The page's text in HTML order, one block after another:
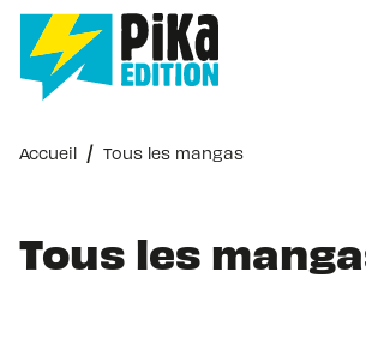
MENU RECHERCHE
PIED DE PAGE
Accueil / Tous les mangas
Tous les